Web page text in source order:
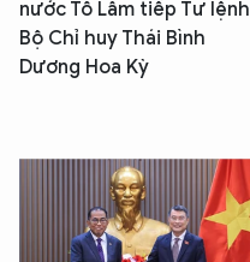
nước Tô Lâm tiếp Tư lệnh
Bộ Chỉ huy Thái Bình
Dương Hoa Kỳ